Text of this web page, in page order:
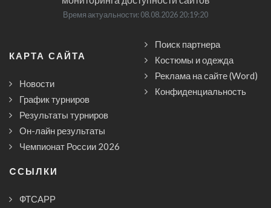
Время актуальности: 08.08.2026 20:19:20
КАРТА САЙТА
Новости
График турниров
Результаты турниров
Он-лайн результаты
Чемпионат России 2026
Поиск партнера
Костюмы и одежда
Реклама на сайте (Word)
Конфиденциальность
CСЫЛКИ
ФТСАРР